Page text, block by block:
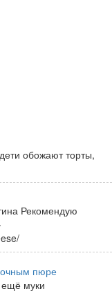
обожают торты,
Рекомендую
пюре
ещё муки